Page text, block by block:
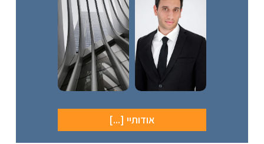
אודותיי [...]